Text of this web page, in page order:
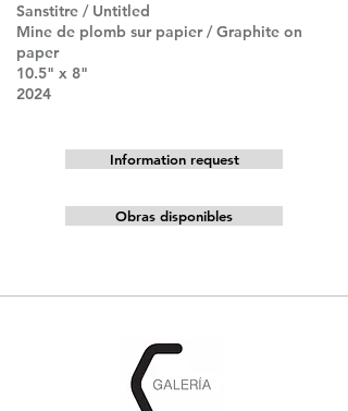
Sanstitre / Untitled
Mine de plomb sur papier / Graphite on
paper
10.5" x 8"
2024
Information request
Obras disponibles